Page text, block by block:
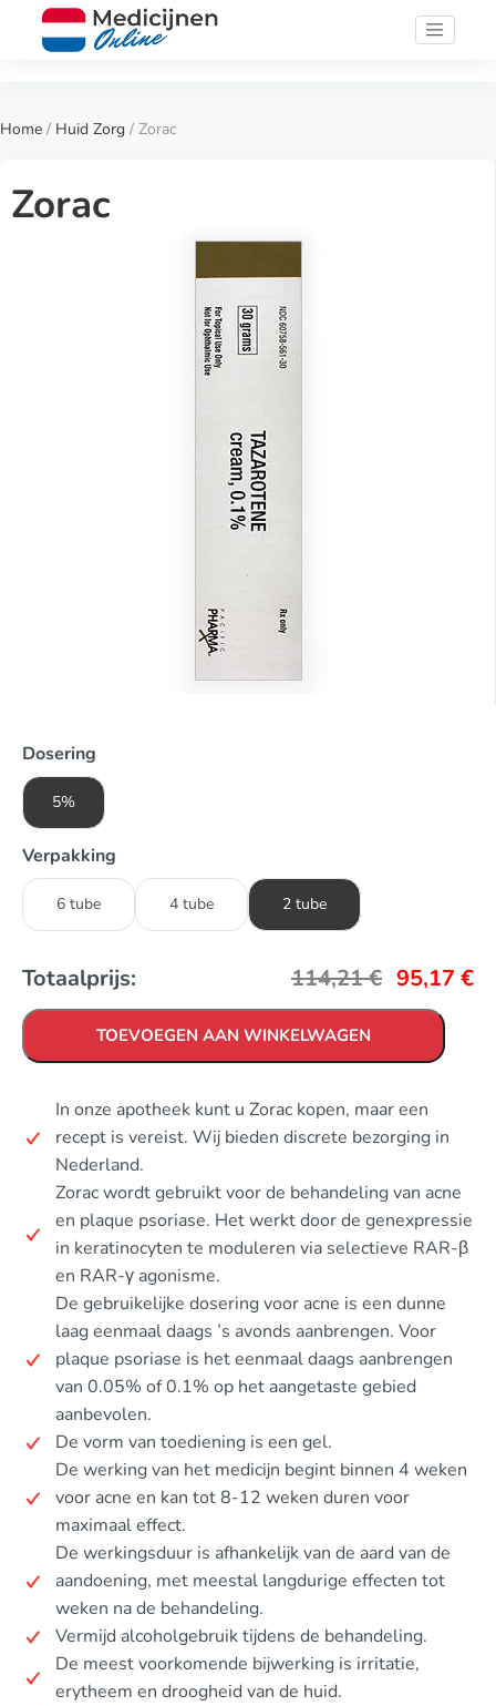
Home / Huid Zorg / Zorac
Zorac
Dosering
5%
Verpakking
6 tube 4 tube 2 tube
Totaalprijs: 114,21€ 95,17 €
TOEVOEGEN AAN WINKELWAGEN
In onze apotheek kunt u Zorac kopen, maar een
recept is vereist. Wij bieden discrete bezorging in
Nederland.
Zorac wordt gebruikt voor de behandeling van acne
en plaque psoriase. Het werkt door de genexpressie
in keratinocyten te moduleren via selectieve RAR-β
en RAR-γ agonisme.
De gebruikelijke dosering voor acne is een dunne
laag eenmaal daags ’s avonds aanbrengen. Voor
plaque psoriase is het eenmaal daags aanbrengen
van 0.05% of 0.1% op het aangetaste gebied
aanbevolen.
De vorm van toediening is een gel.
De werking van het medicijn begint binnen 4 weken
voor acne en kan tot 8-12 weken duren voor
maximaal effect.
De werkingsduur is afhankelijk van de aard van de
aandoening, met meestal langdurige effecten tot
weken na de behandeling.
Vermijd alcoholgebruik tijdens de behandeling.
De meest voorkomende bijwerking is irritatie,
erytheem en droogheid van de huid.